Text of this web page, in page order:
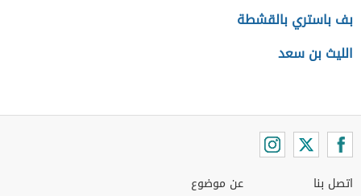
بف باستري بالقشطة
الليث بن سعد
اتصل بنا
عن موضوع